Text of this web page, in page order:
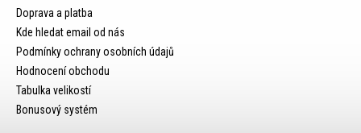
Doprava a platba
Kde hledat email od nás
Podmínky ochrany osobních údajů
Hodnocení obchodu
Tabulka velikostí
Bonusový systém